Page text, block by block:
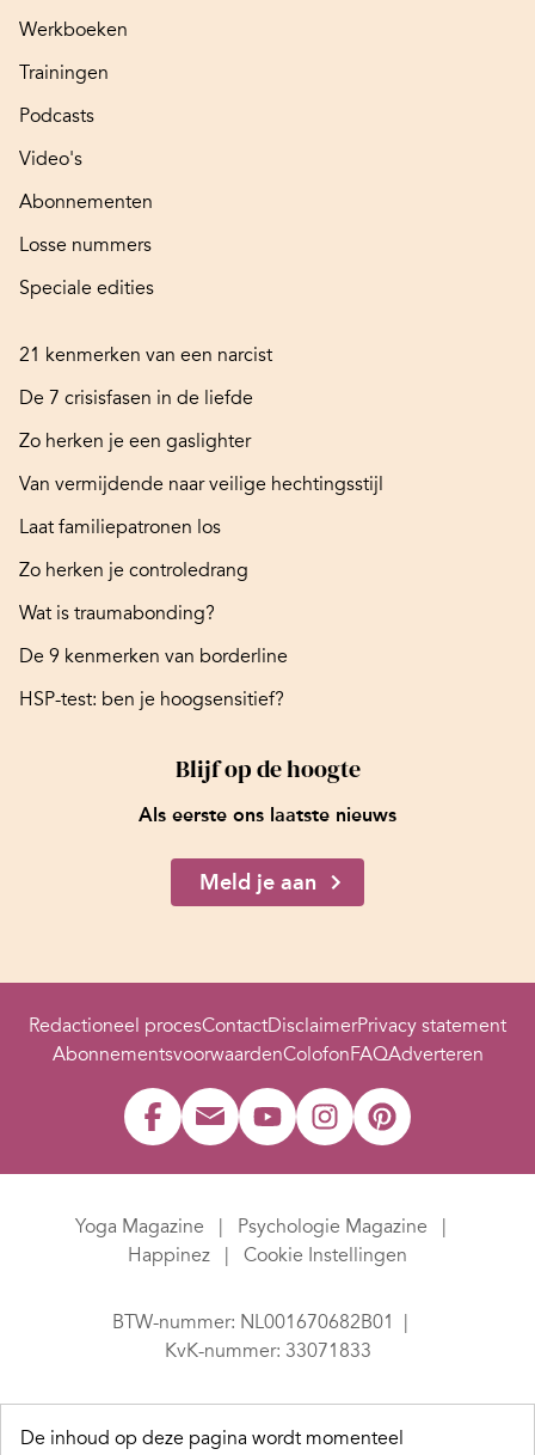
Werkboeken
Trainingen
Podcasts
Video's
Abonnementen
Losse nummers
Speciale edities
21 kenmerken van een narcist
De 7 crisisfasen in de liefde
Zo herken je een gaslighter
Van vermijdende naar veilige hechtingsstijl
Laat familiepatronen los
Zo herken je controledrang
Wat is traumabonding?
De 9 kenmerken van borderline
HSP-test: ben je hoogsensitief?
Blijf op de hoogte
Als eerste ons laatste nieuws
Meld je aan
Redactioneel procesContactDisclaimerPrivacy statement
AbonnementsvoorwaardenColofonFAQAdverteren
Yoga Magazine
Psychologie Magazine
Happinez
Cookie Instellingen
BTW-nummer: NL001670682B01
KvK-nummer: 33071833
De inhoud op deze pagina wordt momenteel